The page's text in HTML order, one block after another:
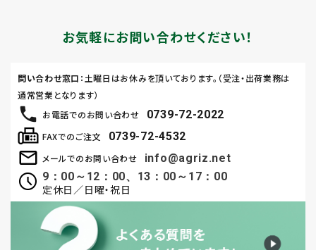
お気軽にお問い合わせください！
お電話でのお問い合わせ 0739-72-2022
メールでのお問い合わせ
info@agriz.net
9：00～12：00、13：00～17：00
定休日／日曜・祝日
FAXでのご注文 0739-72-4532
問い合わせ窓口 ：土曜日はお休みを頂いております。（受注・出荷業務は
通常営業となります）